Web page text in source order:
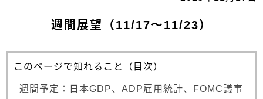
週間展望（11/17～11/23）
このページで知れること（目次）
週間予定：日本GDP、ADP雇用統計、FOMC議事